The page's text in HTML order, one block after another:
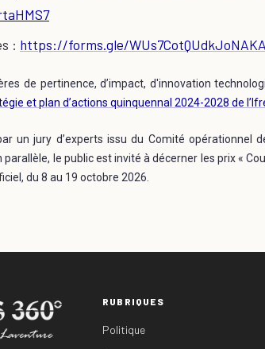
: https://forms.gle/WUs7CotQUdkJoNAKA
de pertinence, d’impact, d'innovation
et plan d’actions quinquennal 2024-2028 de
un jury d’experts issu du Comité opérationnel
parallèle, le public est invité à décerner les prix «
du 8 au 19 octobre 2026.
RUBRIQUES
Politique